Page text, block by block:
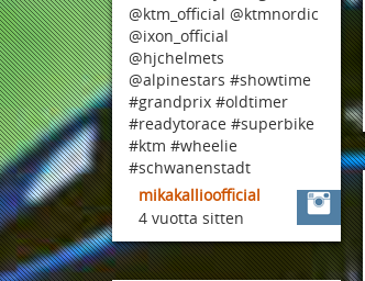
@ktm_official @ktmnordic
@ixon_official
@hjchelmets
@alpinestars #showtime
#grandprix #oldtimer
#readytorace #superbike
#ktm #wheelie
#schwanenstadt
mikakallioofficial
4 vuotta sitten